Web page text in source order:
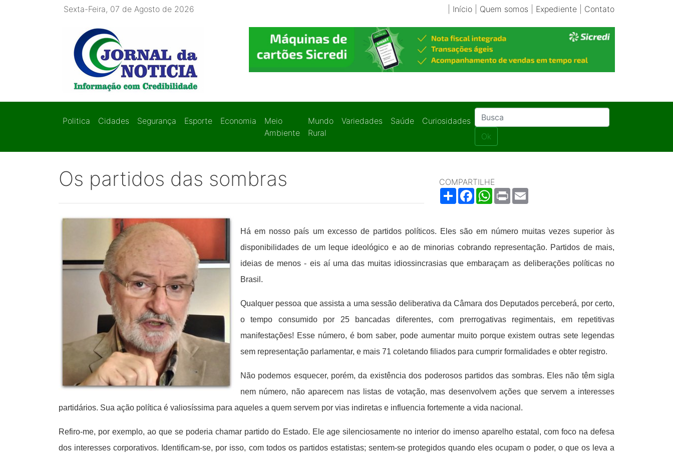
Sexta-Feira, 07 de Agosto de 2026 Início| Quem somos Expediente| Contato
Politica Cidades Segurança Esporte Economia
Meio
Ambiente
Mundo
Rural
Variedades Saúde
Curiosidades
Ok
Os partidos das sombras
COMPARTILHE
ShareFacebookWhatsApp
Print
Há em nosso país um excesso de partidos políticos. Eles são em número muitas vezes superior às
disponibilidades de um leque ideológico e ao de minorias cobrando representação. Partidos de mais,
ideias de menos - eis aí uma das muitas idiossincrasias que embaraçam as deliberações políticas no
Brasil.
Qualquer pessoa que assista a uma sessão deliberativa da Câmara dos Deputados perceberá, por certo,
o tempo consumido por 25 bancadas diferentes, com prerrogativas regimentais, em repetitivas
manifestações! Esse número, é bom saber, pode aumentar muito porque existem outras sete legendas
sem representação parlamentar, e mais 71 coletando filiados para cumprir formalidades e obter registro.
Não podemos esquecer, porém, da existência dos poderosos partidos das sombras. Eles não têm sigla
nem número, não aparecem nas listas de votação, mas desenvolvem ações que servem a interesses
partidários. Sua ação política é valiosíssima para aqueles a quem servem por vias indiretas e influencia fortemente a vida nacional.
Refiro-me, por exemplo, ao que se poderia chamar partido do Estado. Ele age silenciosamente no interior do imenso aparelho estatal, com foco na defesa
dos interesses corporativos. Identificam-se, por isso, com todos os partidos estatistas; sentem-se protegidos quando eles ocupam o poder, o que os leva a